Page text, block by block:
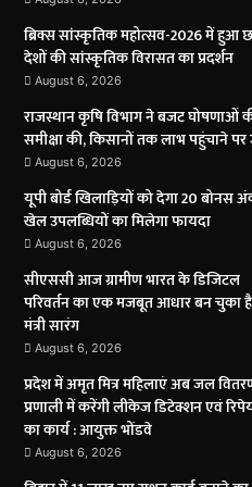
ब्रिक्स सांस्कृतिक महोत्सव-2026 में हुआ
देशों की सांस्कृतिक विरासत का प्रदर्शन
August 6, 2026
राजस्थान कृषि विभाग ने बजट घोषणाओं
समीक्षा की, किसानों तक लाभ पहुंचाने पर
August 6, 2026
यूपी बोर्ड खिलाड़ियों को देगा 20 बोनस
खेल उपलब्धियों का मिलेगा फायदा
August 6, 2026
सीएससी आज ग्रामीण भारत के डिजिटल
परिवर्तन का एक मजबूत आधार बन चुका
मंत्री सारंग
August 6, 2026
प्रदेश में अमृत मित्र महिलाएं अब जल
प्रणाली में करेंगी लीकेज डिटेक्शन एवं
का कार्य : आयुक्त भोंडवे
August 6, 2026